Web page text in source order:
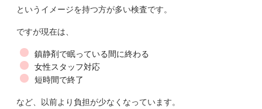
というイメージを持つ方が多い検査です。
ですが現在は、
鎮静剤で眠っている間に終わる
女性スタッフ対応
短時間で終了
など、以前より負担が少なくなっています。